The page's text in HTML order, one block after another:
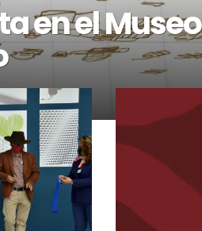
en el Museo